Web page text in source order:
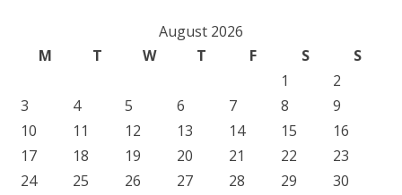
August 2026
M
T W T F S
S
1
2
3
4 5 6 7 8
9
10
11 12 13 14 15
16
17
18 19 20 21 22
23
24
25 26 27 28 29
30